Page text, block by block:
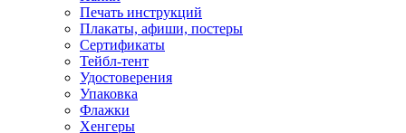
Печать инструкций
Плакаты, афиши, постеры
Сертификаты
Тейбл-тент
Удостоверения
Упаковка
Флажки
Хенгеры